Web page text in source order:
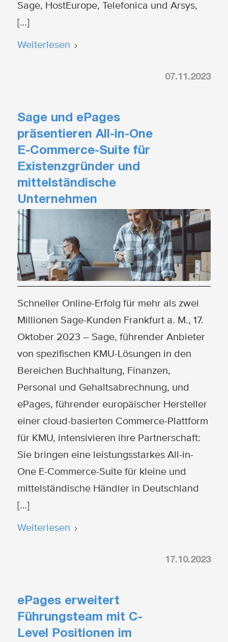
Sage, HostEurope, Telefonica und Arsys,
[…]
Weiterlesen
07.11.2023
Sage und ePages
präsentieren All-in-One
E-Commerce-Suite für
Existenzgründer und
mittelständische
Unternehmen
Schneller Online-Erfolg für mehr als zwei
Millionen Sage-Kunden Frankfurt a. M., 17.
Oktober 2023 – Sage, führender Anbieter
von spezifischen KMU-Lösungen in den
Bereichen Buchhaltung, Finanzen,
Personal und Gehaltsabrechnung, und
ePages, führender europäischer Hersteller
einer cloud-basierten Commerce-Plattform
für KMU, intensivieren ihre Partnerschaft:
Sie bringen eine leistungsstarkes All-in-
One E-Commerce-Suite für kleine und
mittelständische Händler in Deutschland
[…]
Weiterlesen
17.10.2023
ePages erweitert
Führungsteam mit C-
Level Positionen im